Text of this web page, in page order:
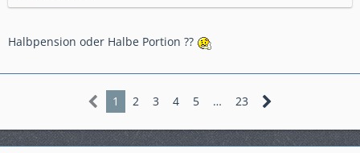
Halbpension oder Halbe Portion ??
1 2 3 4 5 … 23